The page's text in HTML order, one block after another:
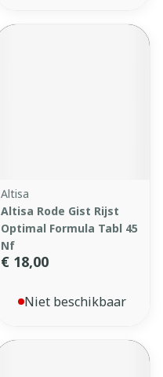
Altisa
Altisa Rode Gist Rijst
Optimal Formula Tabl 45
Nf
€ 18,00
Niet beschikbaar